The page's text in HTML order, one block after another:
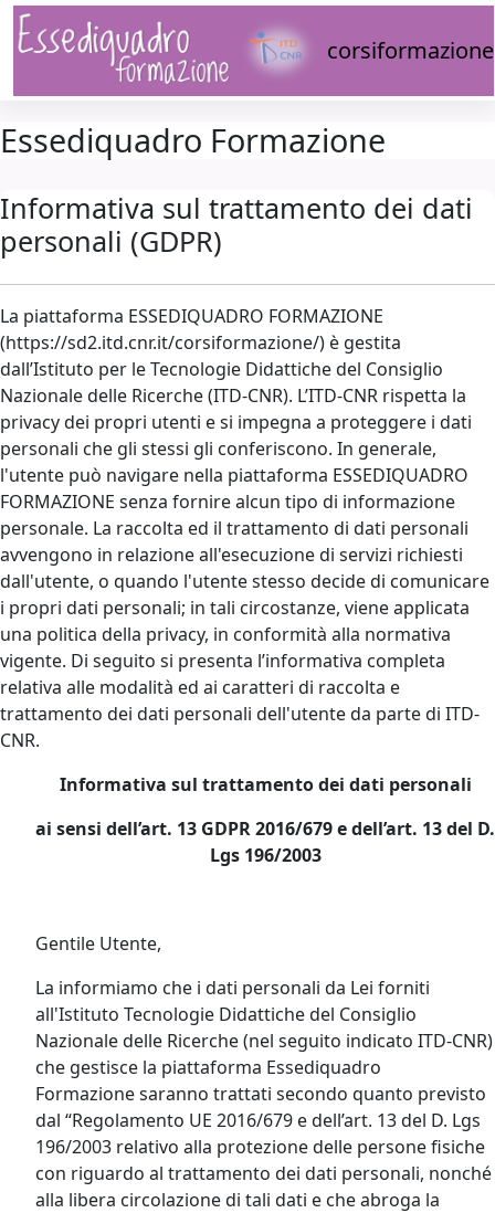
Vai al contenuto principale
corsiformazione
Essediquadro Formazione
Informativa sul trattamento dei dati
personali (GDPR)
La piattaforma ESSEDIQUADRO FORMAZIONE
(https://sd2.itd.cnr.it/corsiformazione/) è gestita
dall’Istituto per le Tecnologie Didattiche del Consiglio
Nazionale delle Ricerche (ITD-CNR). L’ITD-CNR rispetta la
privacy dei propri utenti e si impegna a proteggere i dati
personali che gli stessi gli conferiscono. In generale,
l'utente può navigare nella piattaforma ESSEDIQUADRO
FORMAZIONE senza fornire alcun tipo di informazione
personale. La raccolta ed il trattamento di dati personali
avvengono in relazione all'esecuzione di servizi richiesti
dall'utente, o quando l'utente stesso decide di comunicare
i propri dati personali; in tali circostanze, viene applicata
una politica della privacy, in conformità alla normativa
vigente. Di seguito si presenta l’informativa completa
relativa alle modalità ed ai caratteri di raccolta e
trattamento dei dati personali dell'utente da parte di ITD-
CNR.
Informativa sul trattamento dei dati personali
ai sensi dell’art. 13 GDPR 2016/679 e dell’art. 13 del D.
Lgs 196/2003
Gentile Utente,
La informiamo che i dati personali da Lei forniti
all'Istituto Tecnologie Didattiche del Consiglio
Nazionale delle Ricerche (nel seguito indicato ITD-CNR)
che gestisce la piattaforma Essediquadro
Formazione saranno trattati secondo quanto previsto
dal “Regolamento UE 2016/679 e dell’art. 13 del D. Lgs
196/2003 relativo alla protezione delle persone fisiche
con riguardo al trattamento dei dati personali, nonché
alla libera circolazione di tali dati e che abroga la